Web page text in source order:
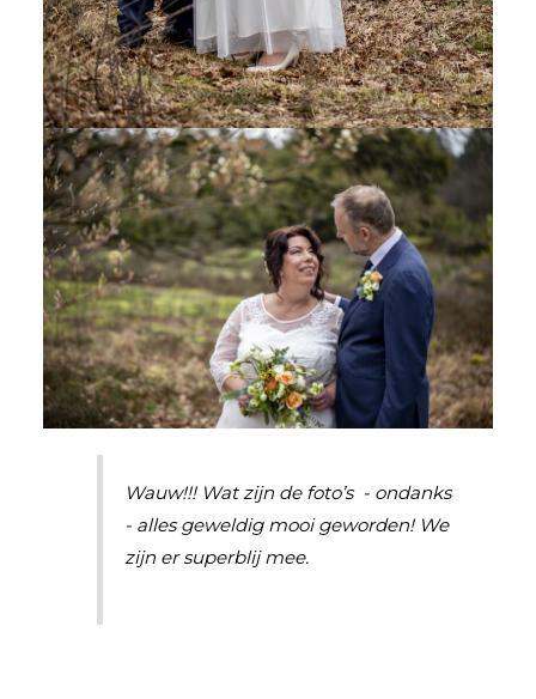
Wauw!!! Wat zijn de foto’s - ondanks
- alles geweldig mooi geworden! We
zijn er superblij mee.